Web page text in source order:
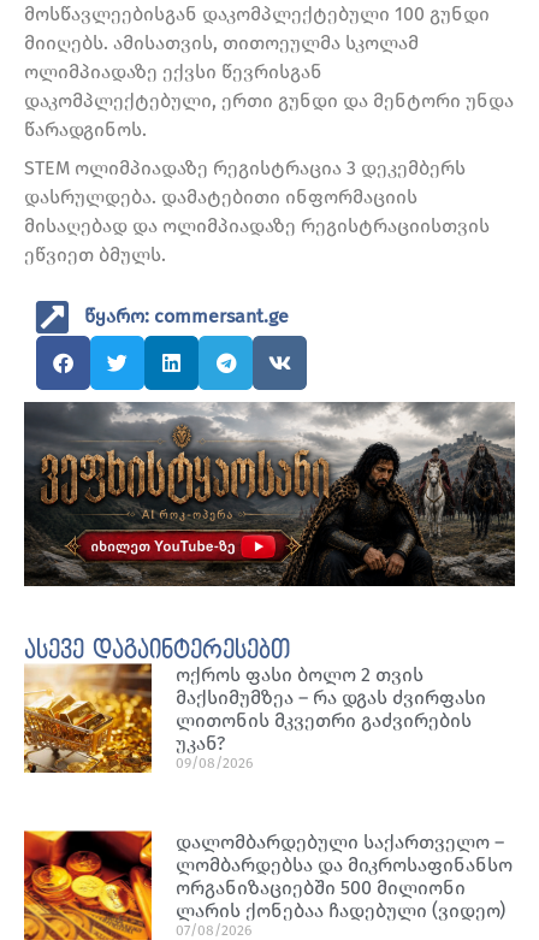
მოსწავლეებისგან დაკომპლექტებული 100 გუნდი
მიიღებს. ამისათვის, თითოეულმა სკოლამ
ოლიმპიადაზე ექვსი წევრისგან
დაკომპლექტებული, ერთი გუნდი და მენტორი უნდა
წარადგინოს.
STEM ოლიმპიადაზე რეგისტრაცია 3 დეკემბერს
დასრულდება. დამატებითი ინფორმაციის
მისაღებად და ოლიმპიადაზე რეგისტრაციისთვის
ეწვიეთ ბმულს.
წყარო: commersant.ge
ასევე დაგაინტერესებთ
ოქროს ფასი ბოლო 2 თვის
მაქსიმუმზეა – რა დგას ძვირფასი
ლითონის მკვეთრი გაძვირების
უკან?
09/08/2026
დალომბარდებული საქართველო –
ლომბარდებსა და მიკროსაფინანსო
ორგანიზაციებში 500 მილიონი
ლარის ქონებაა ჩადებული (ვიდეო)
07/08/2026